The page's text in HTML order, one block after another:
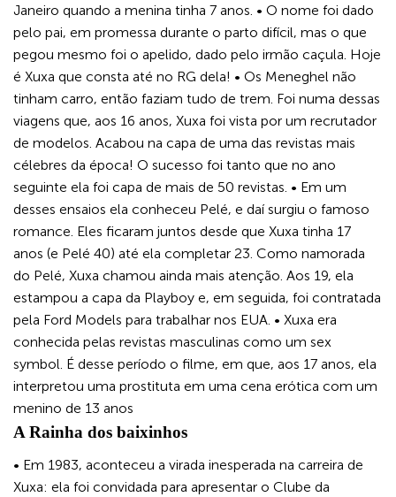
Janeiro quando a menina tinha 7 anos. • O nome foi dado
pelo pai, em promessa durante o parto difícil, mas o que
pegou mesmo foi o apelido, dado pelo irmão caçula. Hoje
é Xuxa que consta até no RG dela! • Os Meneghel não
tinham carro, então faziam tudo de trem. Foi numa dessas
viagens que, aos 16 anos, Xuxa foi vista por um recrutador
de modelos. Acabou na capa de uma das revistas mais
célebres da época! O sucesso foi tanto que no ano
seguinte ela foi capa de mais de 50 revistas. • Em um
desses ensaios ela conheceu Pelé, e daí surgiu o famoso
romance. Eles ficaram juntos desde que Xuxa tinha 17
anos (e Pelé 40) até ela completar 23. Como namorada
do Pelé, Xuxa chamou ainda mais atenção. Aos 19, ela
estampou a capa da Playboy e, em seguida, foi contratada
pela Ford Models para trabalhar nos EUA. • Xuxa era
conhecida pelas revistas masculinas como um sex
symbol. É desse período o filme, em que, aos 17 anos, ela
interpretou uma prostituta em uma cena erótica com um
menino de 13 anos
A Rainha dos baixinhos
• Em 1983, aconteceu a virada inesperada na carreira de
Xuxa: ela foi convidada para apresentar o Clube da